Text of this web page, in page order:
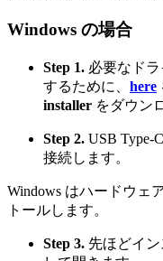
Windows の場合
Step 1. 必要なド
するために、 here
installer をダウン
Step 2. USB Type-
接続します。
Windows はハードウェ
トールします。
Step 3. 先ほどイ